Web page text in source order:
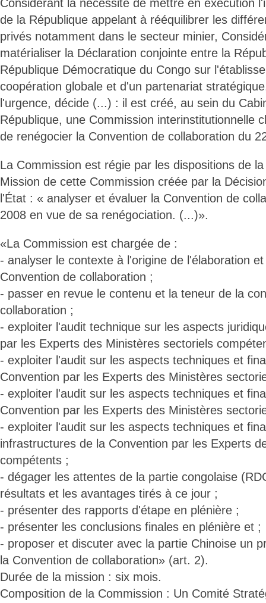
Considérant la nécessité de mettre en exécution
de la République appelant à rééquilibrer les
privés notamment dans le secteur minier,
matérialiser la Déclaration conjointe entre la
République Démocratique du Congo sur
coopération globale et d'un partenariat
l'urgence, décide (...) : il est créé, au sein du
République, une Commission interinstitutionnelle
de renégocier la Convention de collaboration du
La Commission est régie par les dispositions de
Mission de cette Commission créée par la
l'État : « analyser et évaluer la Convention de
2008 en vue de sa renégociation. (...)».
«La Commission est chargée de :
- analyser le contexte à l'origine de l'élaboration
Convention de collaboration ;
- passer en revue le contenu et la teneur de la
collaboration ;
- exploiter l'audit technique sur les aspects
par les Experts des Ministères sectoriels
- exploiter l'audit sur les aspects techniques et
Convention par les Experts des Ministères
- exploiter l'audit sur les aspects techniques et
Convention par les Experts des Ministères
- exploiter l'audit sur les aspects techniques et
infrastructures de la Convention par les Experts
compétents ;
- dégager les attentes de la partie congolaise
résultats et les avantages tirés à ce jour ;
- présenter des rapports d'étape en plénière ;
- présenter les conclusions finales en plénière et ;
- proposer et discuter avec la partie Chinoise un
la Convention de collaboration» (art. 2).
Durée de la mission : six mois.
Composition de la Commission : Un Comité